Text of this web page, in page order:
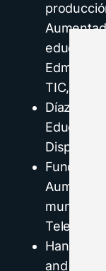
Edmetic,
TIC, 6 (1),
Díaz, R.
Hanson,
and